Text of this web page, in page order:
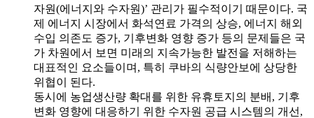
자원(에너지와 수자원)’ 관리가 필수적이기 때문이다. 국
제 에너지 시장에서 화석연료 가격의 상승, 에너지 해외
수입 의존도 증가, 기후변화 영향 증가 등의 문제들은 국
가 차원에서 보면 미래의 지속가능한 발전을 저해하는
대표적인 요소들이며, 특히 쿠바의 식량안보에 상당한
위협이 된다.
동시에 농업생산량 확대를 위한 유휴토지의 분배, 기후
변화 영향에 대응하기 위한 수자원 공급 시스템의 개선,